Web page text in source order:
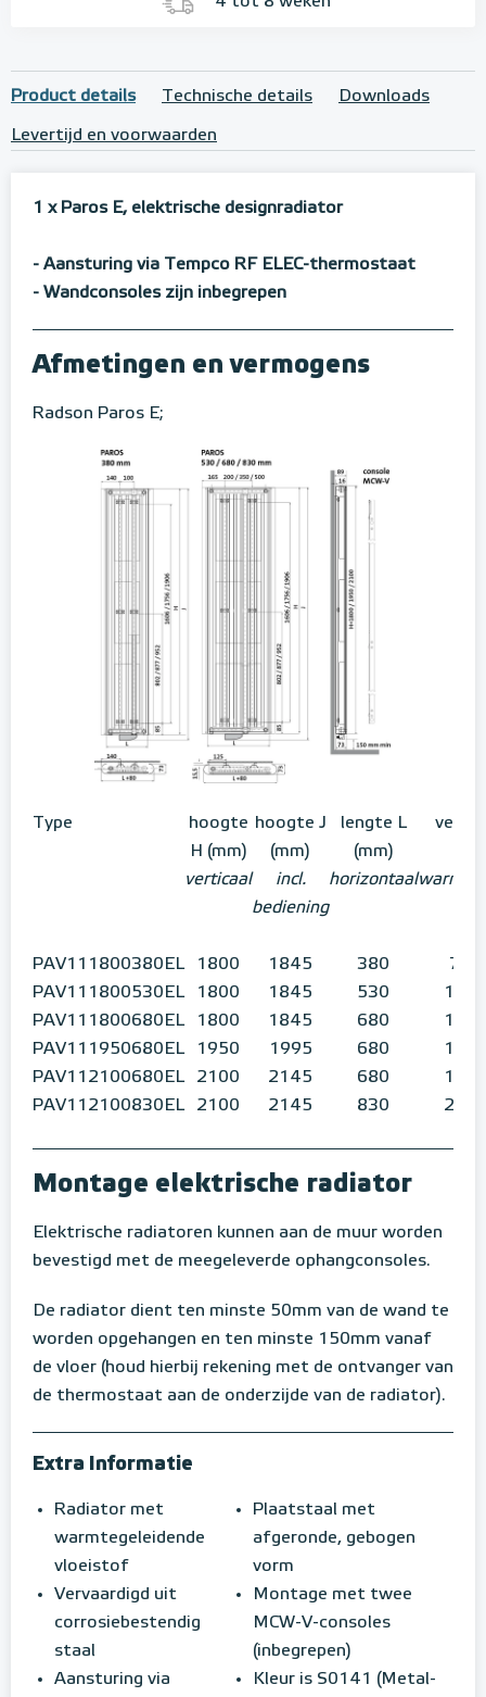
Product details Technische details Downloads
Levertijd en voorwaarden
1 x Paros E, elektrische designradiator
- Aansturing via Tempco RF ELEC-thermostaat
- Wandconsoles zijn inbegrepen
Afmetingen en vermogens
Radson Paros E;
Type
hoogte
H (mm)
hoogte J
(mm)
lengte L
(mm)
verticaal
incl.
bediening
horizontaal
PAV111800380EL 1800 1845 380
750
PAV111800530EL
1800 1845 530
PAV111800680EL
1800 1845 680
PAV111950680EL
1950 1995 680
PAV112100680EL
2100 2145 680
PAV112100830EL
2100 2145 830
Montage elektrische radiator
Elektrische radiatoren kunnen aan de muur worden
bevestigd met de meegeleverde ophangconsoles.
De radiator dient ten minste 50mm van de wand te
worden opgehangen en ten minste 150mm vanaf
de vloer (houd hierbij rekening met de ontvanger van
de thermostaat aan de onderzijde van de radiator).
Extra Informatie
Radiator met
warmtegeleidende
vloeistof
Vervaardigd uit
corrosiebestendig
staal
Aansturing via
Plaatstaal met
afgeronde, gebogen
vorm
Montage met twee
MCW-V-consoles
(inbegrepen)
Kleur is S0141 (Metal-